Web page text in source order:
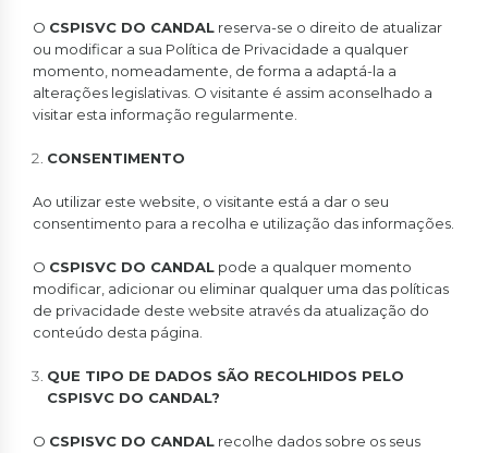
O CSPISVC DO CANDAL reserva-se o direito de atualizar
ou modificar a sua Política de Privacidade a qualquer
momento, nomeadamente, de forma a adaptá-la a
alterações legislativas. O visitante é assim aconselhado a
visitar esta informação regularmente.
CONSENTIMENTO
Ao utilizar este website, o visitante está a dar o seu
consentimento para a recolha e utilização das informações.
O CSPISVC DO CANDAL pode a qualquer momento
modificar, adicionar ou eliminar qualquer uma das políticas
de privacidade deste website através da atualização do
conteúdo desta página.
QUE TIPO DE DADOS SÃO RECOLHIDOS PELO
CSPISVC DO CANDAL?
O CSPISVC DO CANDAL recolhe dados sobre os seus